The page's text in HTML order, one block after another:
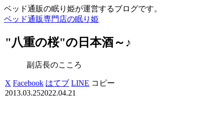
ベッド通販の眠り姫が運営するブログです。
ベッド通販専門店の眠り姫
"八重の桜"の日本酒～♪
副店長のこころ
X Facebook はてブ LINE コピー
2013.03.252022.04.21